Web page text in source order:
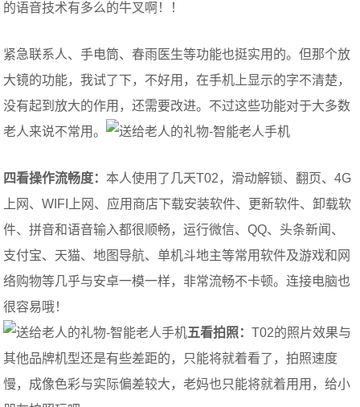
的语音技术有多么的牛叉啊！！
紧急联系人、手电筒、春雨医生等功能也挺实用的。但那个放
大镜的功能，我试了下，不好用，在手机上显示的字不清楚，
没有起到放大的作用，还需要改进。不过这些功能对于大多数
老人来说不常用。
四看操作流畅度：本人使用了几天T02，滑动解锁、翻页、4G
上网、WIFI上网、应用商店下载安装软件、更新软件、卸载软
件、拼音和语音输入都很顺畅，运行微信、QQ、头条新闻、
支付宝、天猫、地图导航、单机斗地主等常用软件及游戏和网
络购物等几乎与安卓一模一样，非常流畅不卡顿。连接电脑也
很容易哦！
五看拍照：T02的照片效果与
其他品牌机型还是有些差距的，只能将就着看了，拍照速度
慢，成像色彩与实际偏差较大，老妈也只能将就着用用，给小